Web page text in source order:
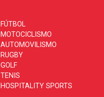
FÚTBOL
MOTOCICLISMO
AUTOMOVILISMO
RUGBY
GOLF
TENIS
HOSPITALITY SPORTS